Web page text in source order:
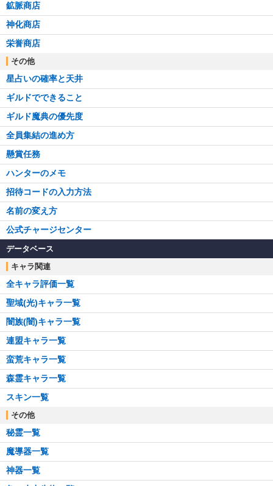
鉱脈商店
神化商店
栄誉商店
その他
星占いの確率と天井
ギルドでできること
ギルド魔典の優先度
全員集結の進め方
懸賞任務
ハンターのメモ
招待コードの入力方法
名前の変え方
公式チャージセンター
データベース
キャラ関連
全キャラ評価一覧
聖域(光)キャラ一覧
闇族(闇)キャラ一覧
連盟キャラ一覧
蛮荒キャラ一覧
森霊キャラ一覧
スキン一覧
その他
秘霊一覧
魔導器一覧
神器一覧